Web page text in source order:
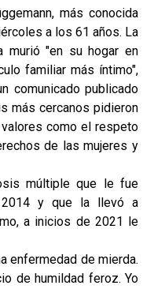
más conocida
a los 61 años. La
murió "en su hogar en
familiar más íntimo",
comunicado publicado
más cercanos pidieron
como el respeto
de las mujeres y
múltiple que le fue
2014 y que la llevó a
a inicios de 2021 le
enfermedad de mierda.
de humildad feroz. Yo